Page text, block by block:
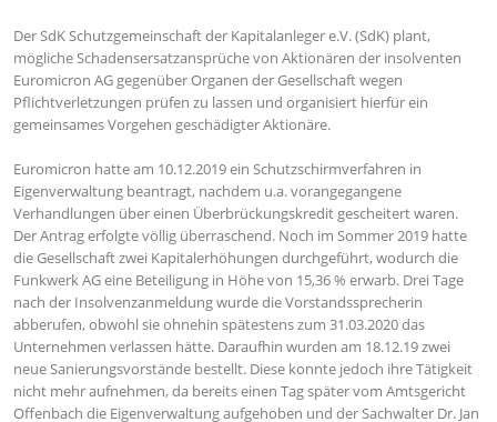
Der SdK Schutzgemeinschaft der Kapitalanleger e.V. (SdK) plant,
mögliche Schadensersatzansprüche von Aktionären der insolventen
Euromicron AG gegenüber Organen der Gesellschaft wegen
Pflichtverletzungen prüfen zu lassen und organisiert hierfür ein
gemeinsames Vorgehen geschädigter Aktionäre.
Euromicron hatte am 10.12.2019 ein Schutzschirmverfahren in
Eigenverwaltung beantragt, nachdem u.a. vorangegangene
Verhandlungen über einen Überbrückungskredit gescheitert waren.
Der Antrag erfolgte völlig überraschend. Noch im Sommer 2019 hatte
die Gesellschaft zwei Kapitalerhöhungen durchgeführt, wodurch die
Funkwerk AG eine Beteiligung in Höhe von 15,36 % erwarb. Drei Tage
nach der Insolvenzanmeldung wurde die Vorstandssprecherin
abberufen, obwohl sie ohnehin spätestens zum 31.03.2020 das
Unternehmen verlassen hätte. Daraufhin wurden am 18.12.19 zwei
neue Sanierungsvorstände bestellt. Diese konnte jedoch ihre Tätigkeit
nicht mehr aufnehmen, da bereits einen Tag später vom Amtsgericht
Offenbach die Eigenverwaltung aufgehoben und der Sachwalter Dr. Jan